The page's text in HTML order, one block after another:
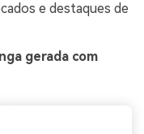
e destaques de
gerada com